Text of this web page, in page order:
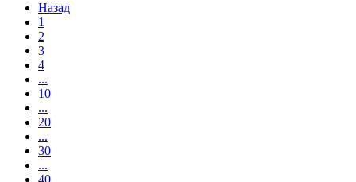
Назад
1
2
3
4
...
10
...
20
...
30
...
40